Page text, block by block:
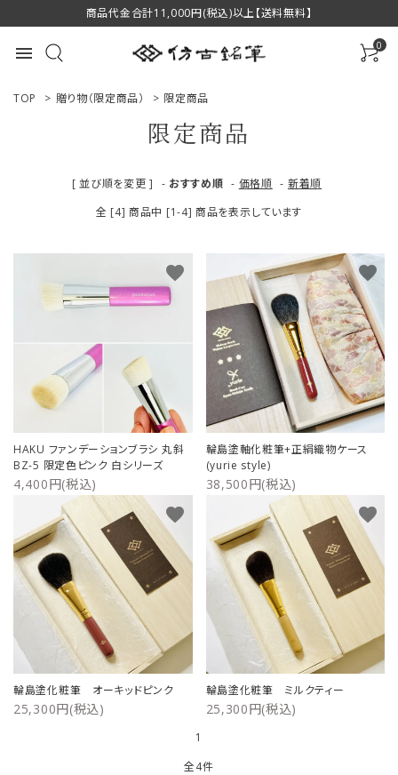
商品代金合計11,000円(税込)以上【送料無料】
menu 0
ACCOUNT MENU
商品一覧
私たちについて
プライバシーポリシー
特定商取引法について
お問い合わせ
TOP > 贈り物（限定商品） > 限定商品
限定商品
[ 並び順を変更 ] - おすすめ順 - 価格順 - 新着順
全 [4] 商品中 [1-4] 商品を表示しています
HAKU ファンデーションブラシ 丸斜
BZ-5 限定色ピンク 白シリーズ
4,400円(税込)
favorite
輪島塗軸化粧筆+正絹織物ケース
(yurie style)
38,500円(税込)
favorite
輪島塗化粧筆 オーキッドピンク
25,300円(税込)
favorite
輪島塗化粧筆 ミルクティー
25,300円(税込)
favorite
1
全4件